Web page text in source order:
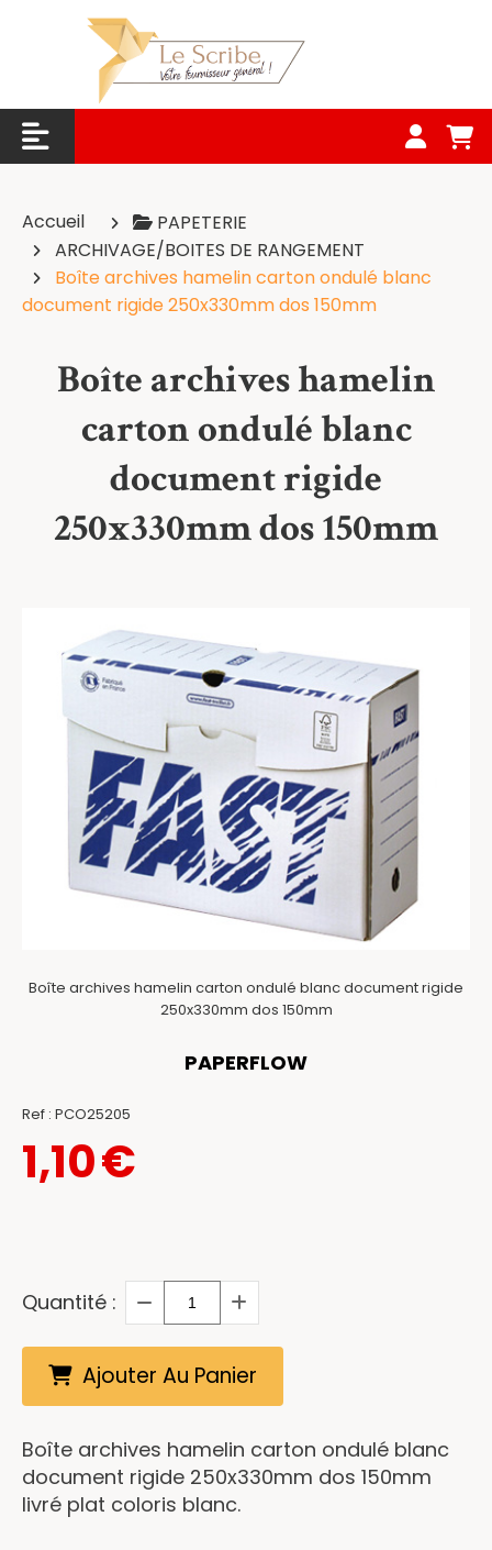
Accueil
PAPETERIE
ARCHIVAGE/BOITES DE RANGEMENT
Boîte archives hamelin carton ondulé blanc
document rigide 250x330mm dos 150mm
Boîte archives hamelin
carton ondulé blanc
document rigide
250x330mm dos 150mm
Boîte archives hamelin carton ondulé blanc document rigide
250x330mm dos 150mm
PAPERFLOW
Ref : PCO25205
1,10€
Quantité :
Ajouter Au Panier
Boîte archives hamelin carton ondulé blanc
document rigide 250x330mm dos 150mm
livré plat coloris blanc.